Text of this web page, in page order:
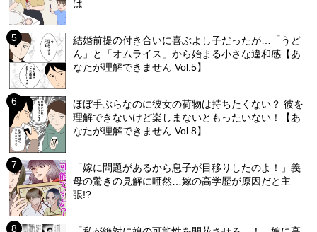
は
結婚前提の付き合いに喜ぶよし子だったが…「うど
ん」と「オムライス」から始まる小さな違和感【あ
なたが理解できません Vol.5】
ほぼ手ぶらなのに彼女の荷物は持ちたくない？ 彼を
理解できないけど楽しまないともったいない！【あ
なたが理解できません Vol.8】
「嫁に問題があるから息子が目移りしたのよ！」義
母の驚きの見解に唖然…嫁の高学歴が原因だと主
張!?